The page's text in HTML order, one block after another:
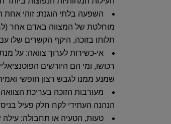
השפעה בלתי הוגנת: זוהי אחת
מוחלטת של המצווה באדם אחר
תלותו בזוכה, היקף הקשרים שלו
אי-כשירות לערוך צוואה: על
רכושו, ומי הם היורשים
שמנע ממנו לגבש רצון חופשי
מעורבות הזוכה בעריכת
הנהנה העתידי לקח חלק פעיל
טעות, הטעיה או תחבולה: